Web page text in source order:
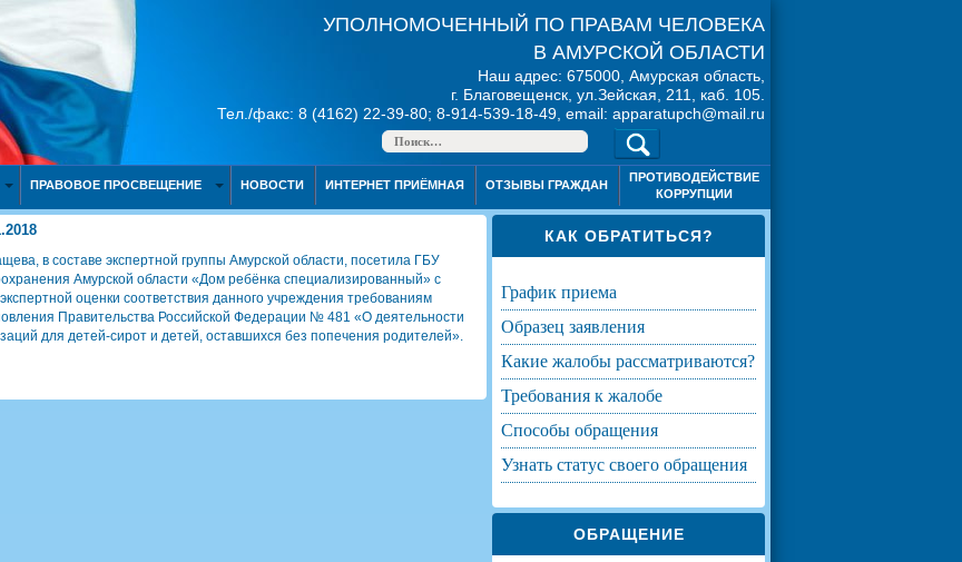
УПОЛНОМОЧЕННЫЙ ПО ПРАВАМ ЧЕЛОВЕКА
В АМУРСКОЙ ОБЛАСТИ
Наш адрес: 675000, Амурская область,
г. Благовещенск, ул.Зейская, 211, каб. 105.
Тел./факс: 8 (4162) 22-39-80; 8-914-539-18-49, email: apparatupch@mail.ru
ПРАВОВОЕ ПРОСВЕЩЕНИЕ НОВОСТИ ИНТЕРНЕТ ПРИЁМНАЯ ОТЗЫВЫ ГРАЖДАН
ПРОТИВОДЕЙСТВИЕ
КОРРУПЦИИ
в составе экспертной группы Амурской области, посетила ГБУ
Амурской области «Дом ребёнка специализированный» с
оценки соответствия данного учреждения требованиям
Правительства Российской Федерации № 481 «О деятельности
для детей-сирот и детей, оставшихся без попечения родителей».
КАК ОБРАТИТЬСЯ?
график приема
образец заявления
какие жалобы рассматриваются?
требования к жалобе
способы обращения
узнать статус своего обращения
ОБРАЩЕНИЕ